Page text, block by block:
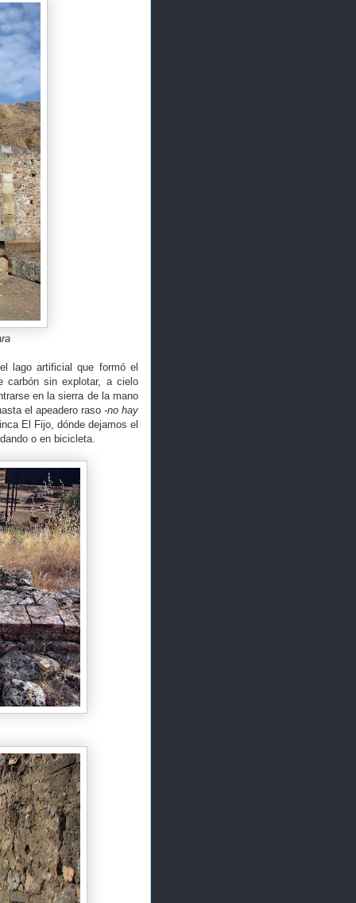
lago artificial que formó el
carbón sin explotar, a cielo
en la sierra de la mano
el apeadero raso -no hay
El Fijo, dónde dejamos el
o en bicicleta.